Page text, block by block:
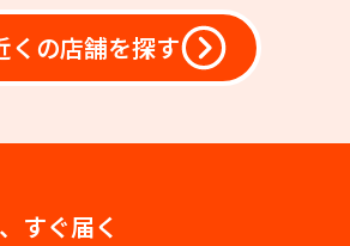
くの店舗を探す
すぐ届く